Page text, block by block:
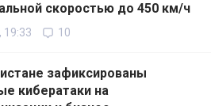
скоростью до 450 км/ч
19:33 10
зафиксированы
кибератаки на